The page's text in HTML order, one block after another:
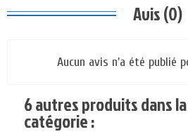
Avis (0)
Aucun avis n'a été publié
6 autres produits dans
catégorie :